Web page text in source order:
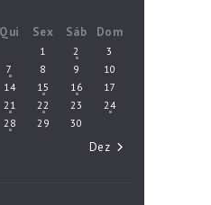
Qui Sex Sáb Dom
1 2
3
7 8 9
10
14 15 16
17
21 22 23
24
28 29 30
Dez »